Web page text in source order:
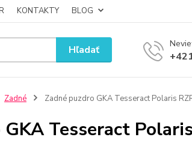
KONTAKTY BLOG
Hľadať
Zadné Zadné puzdro GKA Tesseract Polaris
Tesseract